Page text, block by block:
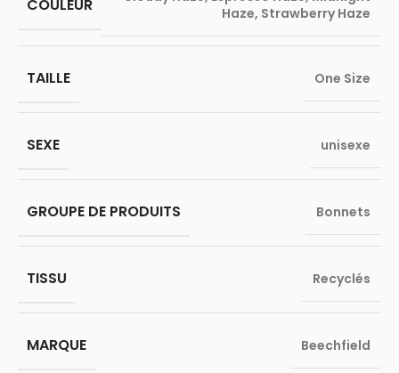
COULEUR
Haze, Strawberry Haze
TAILLE One Size
SEXE unisexe
GROUPE DE PRODUITS Bonnets
TISSU Recyclés
MARQUE Beechfield